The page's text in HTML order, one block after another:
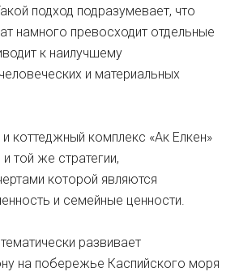
подход подразумевает, что
намного превосходит отдельные
к наилучшему
и материальных
и коттеджный комплекс «Ак Елкен»
той же стратегии,
которой являются
и семейные ценности.
развивает
на побережье Каспийского моря